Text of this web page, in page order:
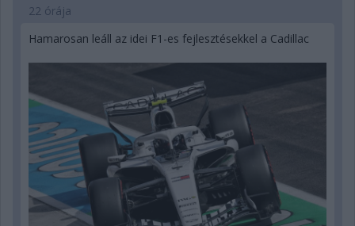
22 órája
Hamarosan leáll az idei F1-es fejlesztésekkel a Cadillac